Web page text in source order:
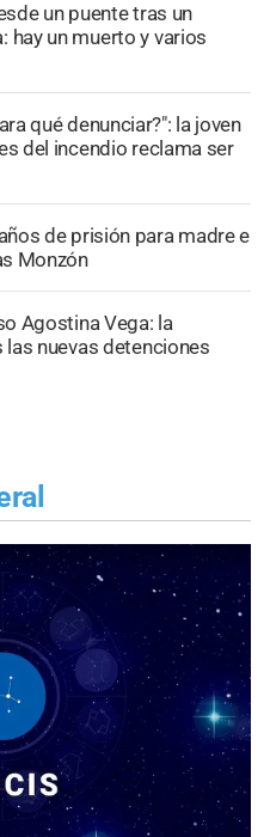
un puente tras un
hay un muerto y varios
qué denunciar?": la joven
del incendio reclama ser
de prisión para madre e
Monzón
Agostina Vega: la
nuevas detenciones